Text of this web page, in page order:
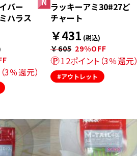
パー
ハラス
3％還元）
ラッキーアミ30#27ど
チャート
￥431 (税込)
￥605 29%OFF
12ポイント（3％還元）
#アウトレット